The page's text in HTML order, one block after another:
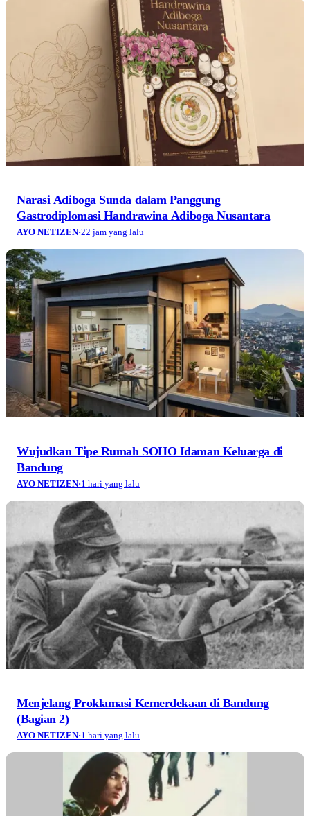
Narasi Adiboga Sunda dalam Panggung
Gastrodiplomasi Handrawina Adiboga Nusantara
AYO NETIZEN·22 jam yang lalu
Wujudkan Tipe Rumah SOHO Idaman Keluarga di
Bandung
AYO NETIZEN·1 hari yang lalu
Menjelang Proklamasi Kemerdekaan di Bandung
(Bagian 2)
AYO NETIZEN·1 hari yang lalu